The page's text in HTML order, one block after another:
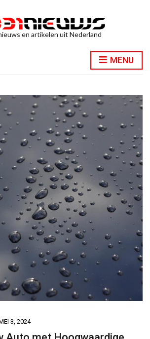
en artikelen uit Nederland
MENU
3, 2024